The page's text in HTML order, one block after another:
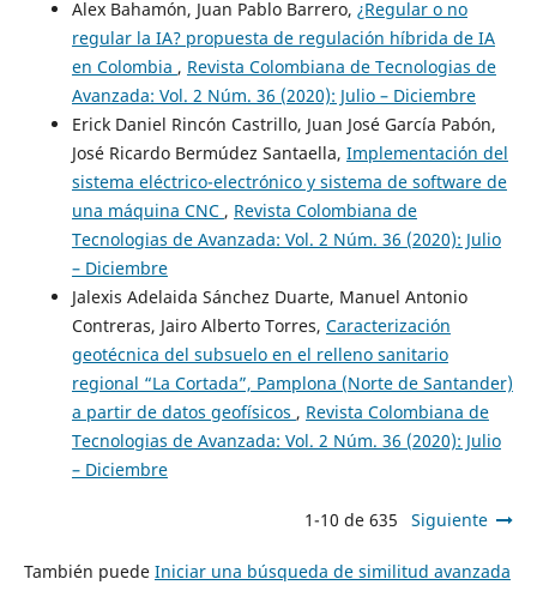
Alex Bahamón, Juan Pablo Barrero, ¿Regular o no
regular la IA? propuesta de regulación híbrida de IA
en Colombia , Revista Colombiana de Tecnologias de
Avanzada: Vol. 2 Núm. 36 (2020): Julio – Diciembre
Erick Daniel Rincón Castrillo, Juan José García Pabón,
José Ricardo Bermúdez Santaella, Implementación del
sistema eléctrico-electrónico y sistema de software de
una máquina CNC , Revista Colombiana de
Tecnologias de Avanzada: Vol. 2 Núm. 36 (2020): Julio
– Diciembre
Jalexis Adelaida Sánchez Duarte, Manuel Antonio
Contreras, Jairo Alberto Torres, Caracterización
geotécnica del subsuelo en el relleno sanitario
regional “La Cortada”, Pamplona (Norte de Santander)
a partir de datos geofísicos , Revista Colombiana de
Tecnologias de Avanzada: Vol. 2 Núm. 36 (2020): Julio
– Diciembre
1-10 de 635 Siguiente
También puede Iniciar una búsqueda de similitud avanzada